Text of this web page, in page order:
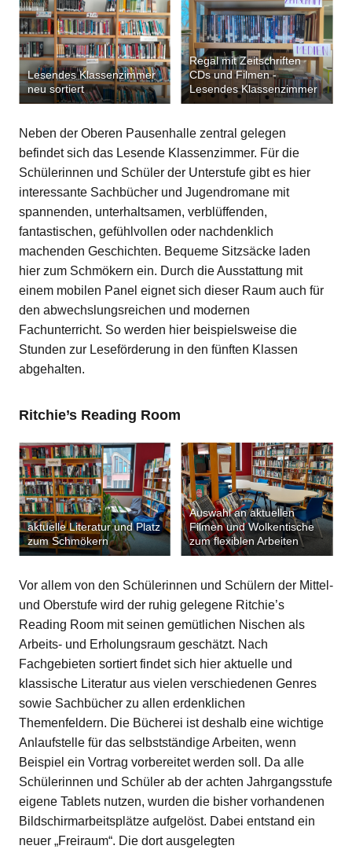
Lesendes Klassenzimmer
neu sortiert
Regal mit Zeitschriften
CDs und Filmen -
Lesendes Klassenzimmer
Neben der Oberen Pausenhalle zentral gelegen
befindet sich das Lesende Klassenzimmer. Für die
Schülerinnen und Schüler der Unterstufe gibt es hier
interessante Sachbücher und Jugendromane mit
spannenden, unterhaltsamen, verblüffenden,
fantastischen, gefühlvollen oder nachdenklich
machenden Geschichten. Bequeme Sitzsäcke laden
hier zum Schmökern ein. Durch die Ausstattung mit
einem mobilen Panel eignet sich dieser Raum auch für
den abwechslungsreichen und modernen
Fachunterricht. So werden hier beispielsweise die
Stunden zur Leseförderung in den fünften Klassen
abgehalten.
Ritchie’s Reading Room
aktuelle Literatur und Platz
zum Schmökern
Auswahl an aktuellen
Filmen und Wolkentische
zum flexiblen Arbeiten
Vor allem von den Schülerinnen und Schülern der Mittel-
und Oberstufe wird der ruhig gelegene Ritchie’s
Reading Room mit seinen gemütlichen Nischen als
Arbeits- und Erholungsraum geschätzt. Nach
Fachgebieten sortiert findet sich hier aktuelle und
klassische Literatur aus vielen verschiedenen Genres
sowie Sachbücher zu allen erdenklichen
Themenfeldern. Die Bücherei ist deshalb eine wichtige
Anlaufstelle für das selbstständige Arbeiten, wenn
Beispiel ein Vortrag vorbereitet werden soll. Da alle
Schülerinnen und Schüler ab der achten Jahrgangsstufe
eigene Tablets nutzen, wurden die bisher vorhandenen
Bildschirmarbeitsplätze aufgelöst. Dabei entstand ein
neuer „Freiraum“. Die dort ausgelegten